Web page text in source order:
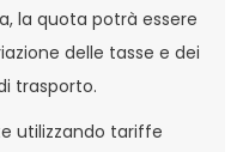
la quota potrà essere
delle tasse e dei
trasporto.
utilizzando tariffe